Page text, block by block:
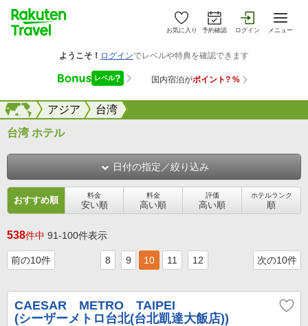
お気に入り 予約確認 ログイン メニュー
海外アジア 台湾
海外
台湾 ホテル
日付の指定／絞り込み
おすすめ順 料金
安い順
料金
高い順
評価
高い順
ホテルランク
順
538件中 91-100件表示
前の10件 8 9 10 11 12 次の10件
CAESAR METRO TAIPEI
(シーザーメトロ台北(台北凱達大飯店))